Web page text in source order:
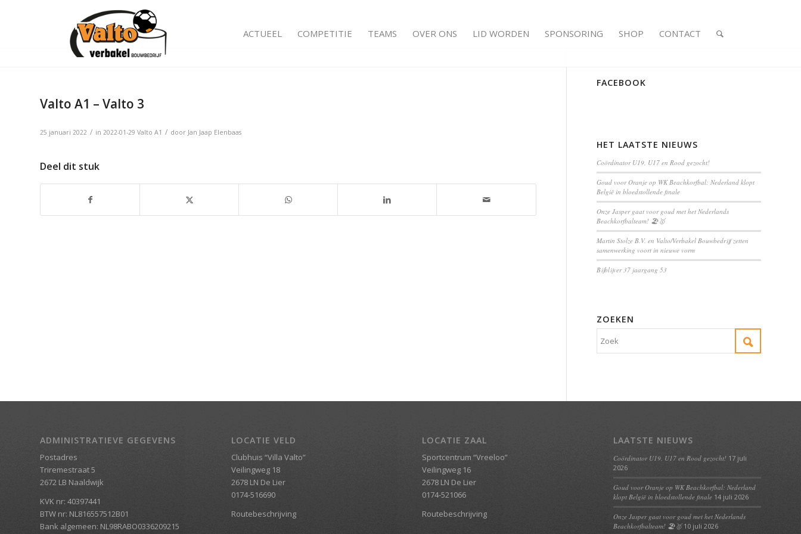
ACTUEEL COMPETITIE TEAMS OVER ONS LID WORDEN SPONSORING SHOP CONTACT
Valto A1 – Valto 3
25 januari 2022 / in 2022-01-29 Valto A1 / door Jan Jaap Elenbaas
Deel dit stuk
FACEBOOK
HET LAATSTE NIEUWS
Coördinator U19, U17 en Rood gezocht!
Goud voor Oranje op WK Beachkorfbal: Nederland klopt
België in bloedstollende finale
Onze Jasper gaat voor goud met het Nederlands
Beachkorfbalteam! 🏖️🥇
Martin Stolze B.V. en Valto/Verbakel Bouwbedrijf zetten
samenwerking voort in nieuwe vorm
Bijblijver 37 jaargang 53
ZOEKEN
ADMINISTRATIEVE GEGEVENS
Postadres
Triremestraat 5
2672 LB Naaldwijk
KVK nr: 40397441
BTW nr: NL816557512B01
Bank algemeen: NL98RABO0336209215
LOCATIE VELD
Clubhuis “Villa Valto”
Veilingweg 18
2678 LN De Lier
0174-516690
Routebeschrijving
LOCATIE ZAAL
Sportcentrum “Vreeloo”
Veilingweg 16
2678 LN De Lier
0174-521066
Routebeschrijving
LAATSTE NIEUWS
Coördinator U19, U17 en Rood gezocht! 17 juli
2026
Goud voor Oranje op WK Beachkorfbal: Nederland
klopt België in bloedstollende finale 14 juli 2026
Onze Jasper gaat voor goud met het Nederlands
Beachkorfbalteam! 🏖️🥇 10 juli 2026